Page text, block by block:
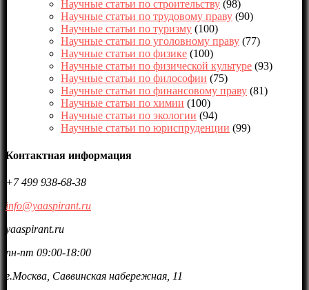
Научные статьи по строительству (98)
Научные статьи по трудовому праву (90)
Научные статьи по туризму (100)
Научные статьи по уголовному праву (77)
Научные статьи по физике (100)
Научные статьи по физической культуре (93)
Научные статьи по философии (75)
Научные статьи по финансовому праву (81)
Научные статьи по химии (100)
Научные статьи по экологии (94)
Научные статьи по юриспруденции (99)
Контактная информация
+7 499 938-68-38
info@yaaspirant.ru
yaaspirant.ru
пн-пт 09:00-18:00
г.Москва, Саввинская набережная, 11